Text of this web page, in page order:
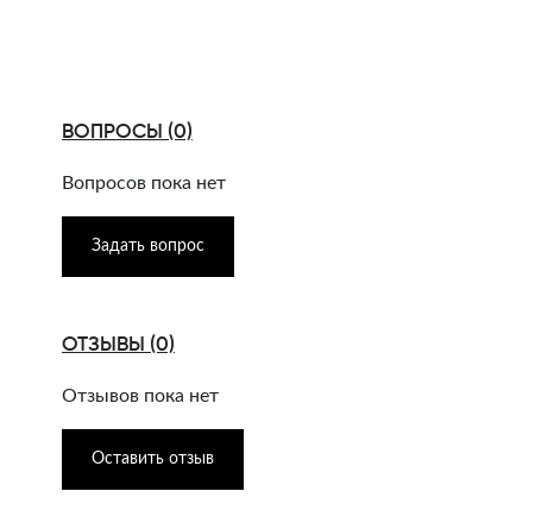
ВОПРОСЫ (0)
Вопросов пока нет
Задать вопрос
ОТЗЫВЫ (0)
Отзывов пока нет
Оставить отзыв